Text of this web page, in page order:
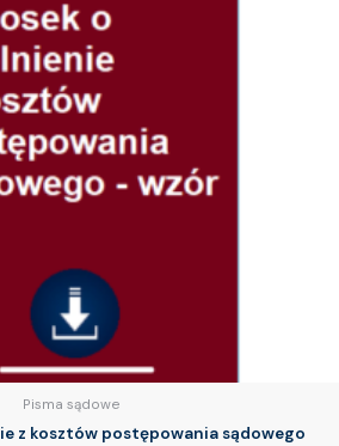
Pisma sądowe
z kosztów postępowania sądowego